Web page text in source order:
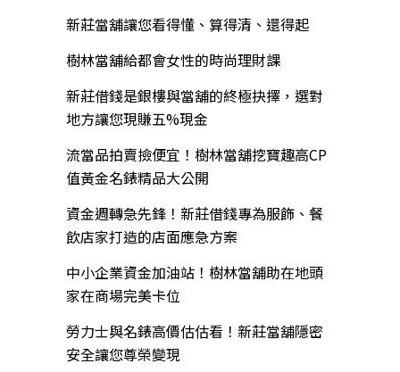
新莊當舖讓您看得懂、算得清、還得起
樹林當舖給都會女性的時尚理財課
新莊借錢是銀樓與當舖的終極抉擇，選對
地方讓您現賺五%現金
流當品拍賣撿便宜！樹林當舖挖寶趣高CP
值黃金名錶精品大公開
資金週轉急先鋒！新莊借錢專為服飾、餐
飲店家打造的店面應急方案
中小企業資金加油站！樹林當舖助在地頭
家在商場完美卡位
勞力士與名錶高價估估看！新莊當舖隱密
安全讓您尊榮變現